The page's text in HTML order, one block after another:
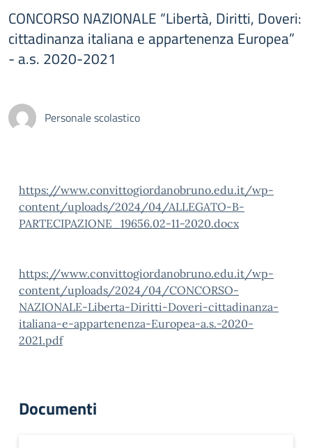
CONCORSO NAZIONALE “Libertà, Diritti, Doveri:
cittadinanza italiana e appartenenza Europea”
- a.s. 2020-2021
Personale scolastico
https://www.convittogiordanobruno.edu.it/wp-
content/uploads/2024/04/ALLEGATO-B-
PARTECIPAZIONE_19656.02-11-2020.docx
https://www.convittogiordanobruno.edu.it/wp-
content/uploads/2024/04/CONCORSO-
NAZIONALE-Liberta-Diritti-Doveri-cittadinanza-
italiana-e-appartenenza-Europea-a.s.-2020-
2021.pdf
Documenti